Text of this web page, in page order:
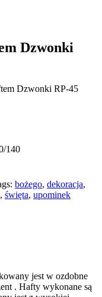
Dzwonki
Dzwonki RP-45
140
bożego, dekoracja,
, święta, upominek
jest w ozdobne
. Hafty wykonane są